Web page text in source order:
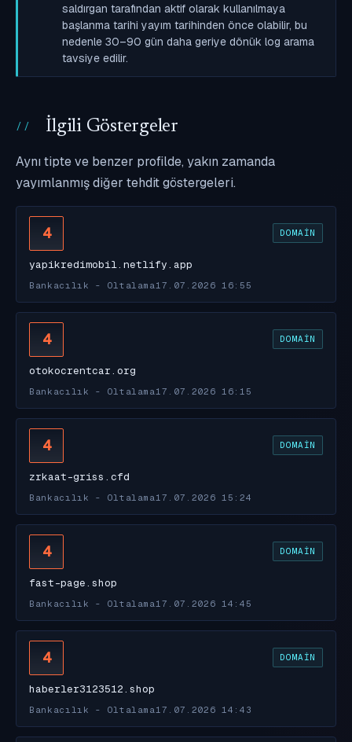
saldırgan tarafından aktif olarak kullanılmaya
başlanma tarihi yayım tarihinden önce olabilir, bu
nedenle 30–90 gün daha geriye dönük log arama
tavsiye edilir.
İlgili Göstergeler
Aynı tipte ve benzer profilde, yakın zamanda
yayımlanmış diğer tehdit göstergeleri.
4 DOMAIN
yapikredimobil.netlify.app
Bankacılık - Oltalama 17.07.2026 16:55
4 DOMAIN
otokocrentcar.org
Bankacılık - Oltalama 17.07.2026 16:15
4 DOMAIN
zrkaat-griss.cfd
Bankacılık - Oltalama 17.07.2026 15:24
4 DOMAIN
fast-page.shop
Bankacılık - Oltalama 17.07.2026 14:45
4 DOMAIN
haberler3123512.shop
Bankacılık - Oltalama 17.07.2026 14:43